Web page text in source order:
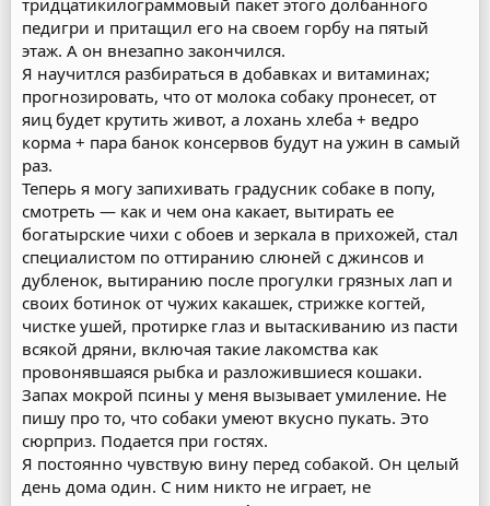
тридцатикилограммовый пакет этого долбанного
педигри и притащил его на своем горбу на пятый
этаж. А он внезапно закончился.
Я научитлся разбираться в добавках и витаминах;
прогнозировать, что от молока собаку пронесет, от
яиц будет крутить живот, а лохань хлеба + ведро
корма + пара банок консервов будут на ужин в самый
раз.
Теперь я могу запихивать градусник собаке в попу,
смотреть — как и чем она какает, вытирать ее
богатырские чихи с обоев и зеркала в прихожей, стал
специалистом по оттиранию слюней с джинсов и
дубленок, вытиранию после прогулки грязных лап и
своих ботинок от чужих какашек, стрижке когтей,
чистке ушей, протирке глаз и вытаскиванию из пасти
всякой дряни, включая такие лакомства как
провонявшаяся рыбка и разложившиеся кошаки.
Запах мокрой псины у меня вызывает умиление. Не
пишу про то, что собаки умеют вкусно пукать. Это
сюрприз. Подается при гостях.
Я постоянно чувствую вину перед собакой. Он целый
день дома один. С ним никто не играет, не